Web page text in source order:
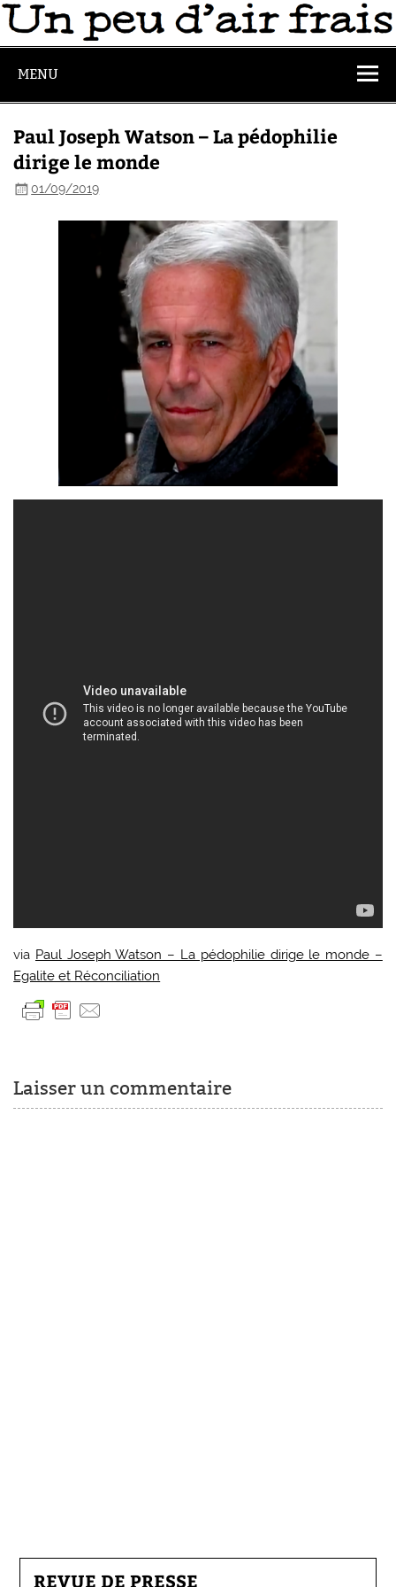
MENU
Paul Joseph Watson – La pédophilie
dirige le monde
01/09/2019
via Paul Joseph Watson – La pédophilie dirige le monde –
Egalite et Réconciliation
Laisser un commentaire
REVUE DE PRESSE